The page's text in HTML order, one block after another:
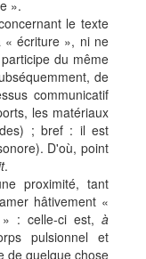
».
le texte
écriture », ni ne
du même
de
communicatif
les matériaux
; bref : il est
D'où, point
.
proximité, tant
hâtivement «
: celle-ci est, à
pulsionnel et
de quelque chose